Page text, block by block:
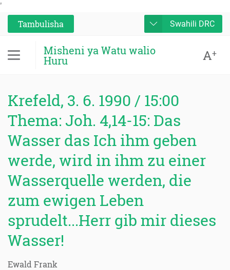
'
Tambulisha
Swahili DRC
Misheni ya Watu walio
Huru A+
Krefeld, 3. 6. 1990 / 15:00
Thema: Joh. 4,14-15: Das
Wasser das Ich ihm geben
werde, wird in ihm zu einer
Wasserquelle werden, die
zum ewigen Leben
sprudelt...Herr gib mir dieses
Wasser!
Ewald Frank